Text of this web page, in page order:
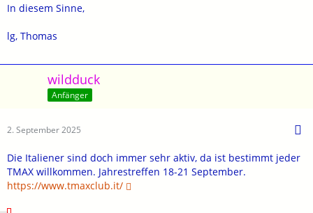
In diesem Sinne,
lg, Thomas
wildduck
Anfänger
2. September 2025
Die Italiener sind doch immer sehr aktiv, da ist bestimmt jeder
TMAX willkommen. Jahrestreffen 18-21 September.
https://www.tmaxclub.it/